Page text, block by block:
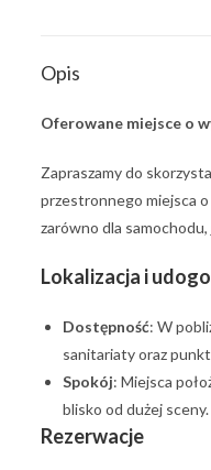
Opis
Oferowane miejsce o
Zapraszamy do
przestronnego miejsca
zarówno dla
Lokalizacja i
Dostępność: W
sanitariaty oraz
Spokój: Miejsca
blisko od dużej sceny.
Rezerwacje